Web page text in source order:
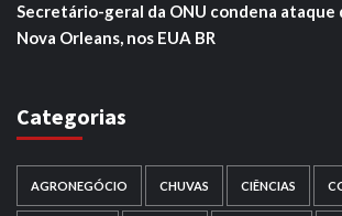
Secretário-geral da ONU condena ataque
Nova Orleans, nos EUA BR
Categorias
AGRONEGÓCIO CHUVAS CIÊNCIAS